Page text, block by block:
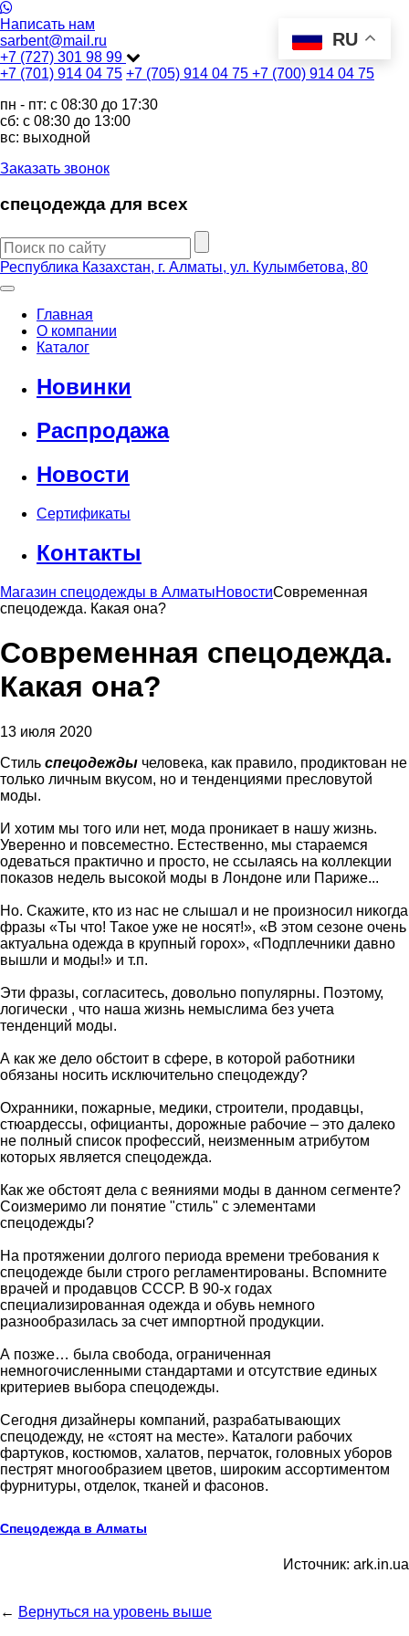
Написать нам
sarbent@mail.ru
+7 (727) 301 98 99
+7 (701) 914 04 75 +7 (705) 914 04 75 +7 (700) 914 04 75
пн - пт: c 08:30 до 17:30
сб: c 08:30 до 13:00
вс: выходной
Заказать звонок
спецодежда для всех
Республика Казахстан, г. Алматы, ул. Кулымбетова, 80
Главная
О компании
Каталог
Новинки
Распродажа
Новости
Сертификаты
Контакты
Магазин спецодежды в АлматыНовостиСовременная
спецодежда. Какая она?
Современная спецодежда.
Какая она?
13 июля 2020
Cтиль спецодежды человека, как правило, продиктован не
только личным вкусом, но и тенденциями пресловутой
моды.
И хотим мы того или нет, мода проникает в нашу жизнь.
Уверенно и повсеместно. Естественно, мы стараемся
одеваться практично и просто, не ссылаясь на коллекции
показов недель высокой моды в Лондоне или Париже...
Но. Скажите, кто из нас не слышал и не произносил никогда
фразы «Ты что! Такое уже не носят!», «В этом сезоне очень
актуальна одежда в крупный горох», «Подплечники давно
вышли и моды!» и т.п.
Эти фразы, согласитесь, довольно популярны. Поэтому,
логически , что наша жизнь немыслима без учета
тенденций моды.
А как же дело обстоит в сфере, в которой работники
обязаны носить исключительно спецодежду?
Охранники, пожарные, медики, строители, продавцы,
стюардессы, официанты, дорожные рабочие – это далеко
не полный список профессий, неизменным атрибутом
которых является спецодежда.
Как же обстоят дела с веяниями моды в данном сегменте?
Соизмеримо ли понятие "стиль" с элементами
спецодежды?
На протяжении долгого периода времени требования к
спецодежде были строго регламентированы. Вспомните
врачей и продавцов СССР. В 90-х годах
специализированная одежда и обувь немного
разнообразилась за счет импортной продукции.
А позже… была свобода, ограниченная
немногочисленными стандартами и отсутствие единых
критериев выбора спецодежды.
Сегодня дизайнеры компаний, разрабатывающих
спецодежду, не «стоят на месте». Каталоги рабочих
фартуков, костюмов, халатов, перчаток, головных уборов
пестрят многообразием цветов, широким ассортиментом
фурнитуры, отделок, тканей и фасонов.
Спецодежда в Алматы
Источник: ark.in.ua
← Вернуться на уровень выше
RU